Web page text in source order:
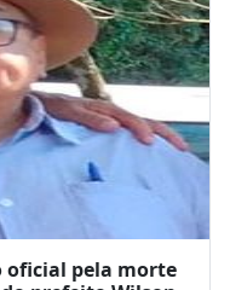
oficial pela morte